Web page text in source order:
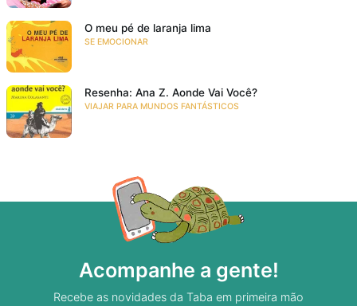
O meu pé de laranja lima
SE EMOCIONAR
Resenha: Ana Z. Aonde Vai Você?
VIAJAR PARA MUNDOS FANTÁSTICOS
Acompanhe a gente!
Recebe as novidades da Taba em primeira mão